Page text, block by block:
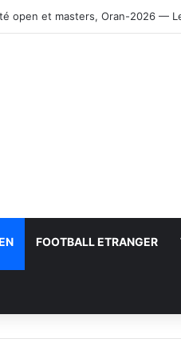
open et masters, Oran-2026 — Le
FOOTBALL ETRANGER